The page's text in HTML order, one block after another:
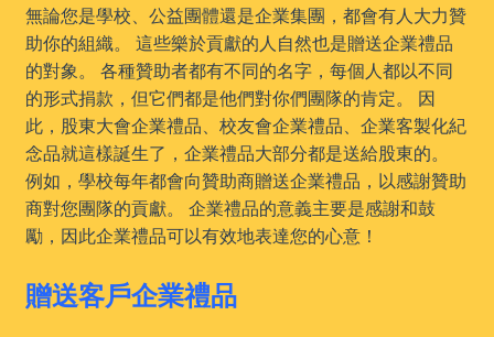
無論您是學校、公益團體還是企業集團，都會有人大力贊
助你的組織。 這些樂於貢獻的人自然也是贈送企業禮品
的對象。 各種贊助者都有不同的名字，每個人都以不同
的形式捐款，但它們都是他們對你們團隊的肯定。 因
此，股東大會企業禮品、校友會企業禮品、企業客製化紀
念品就這樣誕生了，企業禮品大部分都是送給股東的。
例如，學校每年都會向贊助商贈送企業禮品，以感謝贊助
商對您團隊的貢獻。 企業禮品的意義主要是感謝和鼓
勵，因此企業禮品可以有效地表達您的心意！
贈送客戶企業禮品